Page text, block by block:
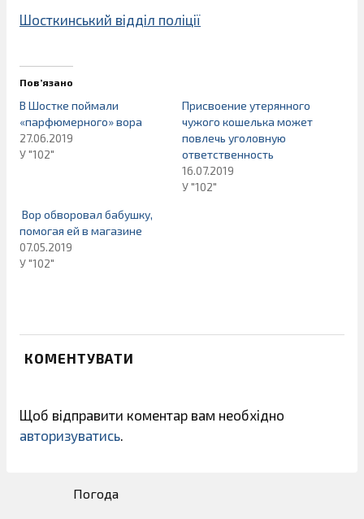
Шосткинський відділ поліції
Пов’язано
В Шостке поймали
«парфюмерного» вора
27.06.2019
У "102"
Присвоение утерянного
чужого кошелька может
повлечь уголовную
ответственность
16.07.2019
У "102"
Вор обворовал бабушку,
помогая ей в магазине
07.05.2019
У "102"
КОМЕНТУВАТИ
Щоб відправити коментар вам необхідно
авторизуватись
Погода